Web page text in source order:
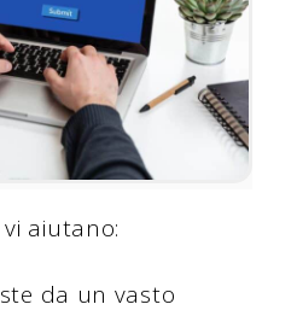
aiutano:
da un vasto